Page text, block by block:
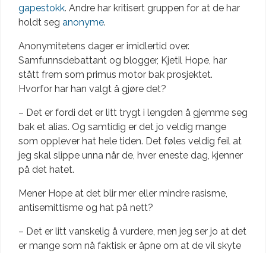
gapestokk. Andre har kritisert gruppen for at de har
holdt seg anonyme.
Anonymitetens dager er imidlertid over.
Samfunnsdebattant og blogger, Kjetil Hope, har
stått frem som primus motor bak prosjektet.
Hvorfor har han valgt å gjøre det?
– Det er fordi det er litt trygt i lengden å gjemme seg
bak et alias. Og samtidig er det jo veldig mange
som opplever hat hele tiden. Det føles veldig feil at
jeg skal slippe unna når de, hver eneste dag, kjenner
på det hatet.
Mener Hope at det blir mer eller mindre rasisme,
antisemittisme og hat på nett?
– Det er litt vanskelig å vurdere, men jeg ser jo at det
er mange som nå faktisk er åpne om at de vil skyte